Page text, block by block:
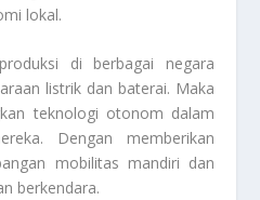
lokal.
di berbagai negara
listrik dan baterai. Maka
teknologi otonom dalam
Dengan memberikan
mobilitas mandiri dan
berkendara.